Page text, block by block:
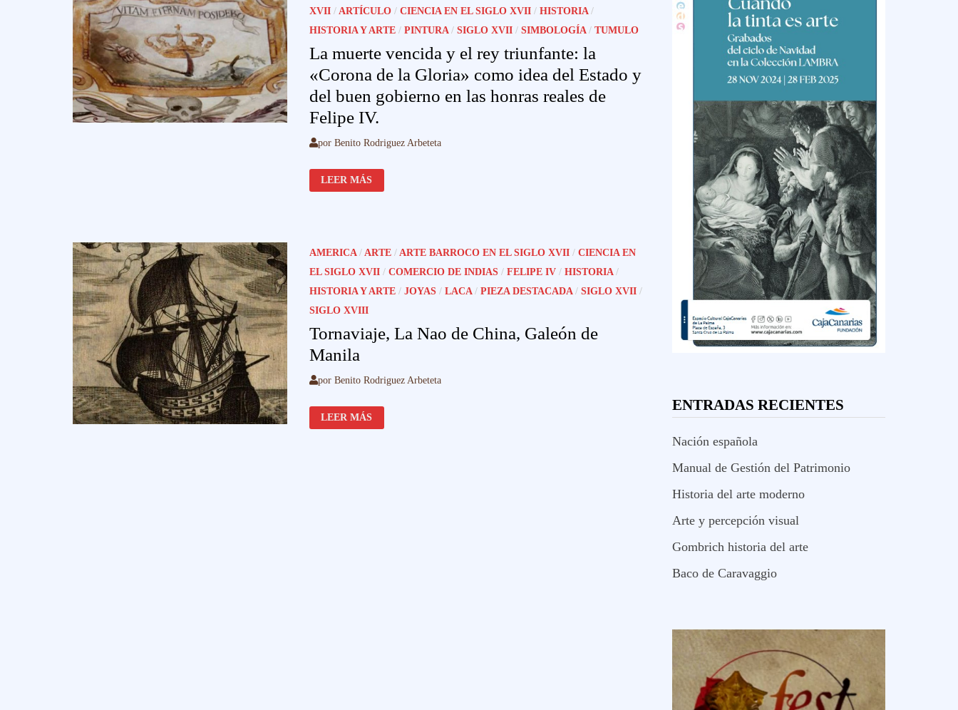
XVII/ ARTÍCULO/ CIENCIA EN EL SIGLO XVII/ HISTORIA/
HISTORIA Y ARTE/ PINTURA/ SIGLO XVII/ SIMBOLOGÍA/ TUMULO
La muerte vencida y el rey triunfante: la
«Corona de la Gloria» como idea del Estado y
del buen gobierno en las honras reales de
Felipe IV.
por Benito Rodriguez Arbeteta
LA
MUERTE
VENCIDA
«CORONA
LA
COMO
DEL
Y
BUEN
GOBIERNO
LAS
DE
FELIPE
LEER MÁS
AMERICA/ ARTE/ ARTE BARROCO EN EL SIGLO XVII/ CIENCIA EN
EL SIGLO XVII/ COMERCIO DE INDIAS/ FELIPE IV/ HISTORIA/
HISTORIA Y ARTE/ JOYAS/ LACA/ PIEZA DESTACADA/ SIGLO XVII/
SIGLO XVIII
Tornaviaje, La Nao de China, Galeón de
Manila
por Benito Rodriguez Arbeteta
TORNAVIAJE,
LA
NAO
LEER MÁS
ENTRADAS RECIENTES
Nación española
Manual de Gestión del Patrimonio
Historia del arte moderno
Arte y percepción visual
Gombrich historia del arte
Baco de Caravaggio